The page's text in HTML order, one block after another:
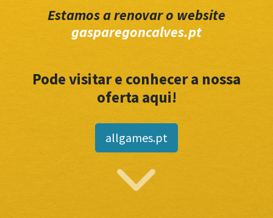
Estamos a renovar o website
gasparegoncalves.pt
Pode visitar e conhecer a nossa
oferta aqui!
allgames.pt